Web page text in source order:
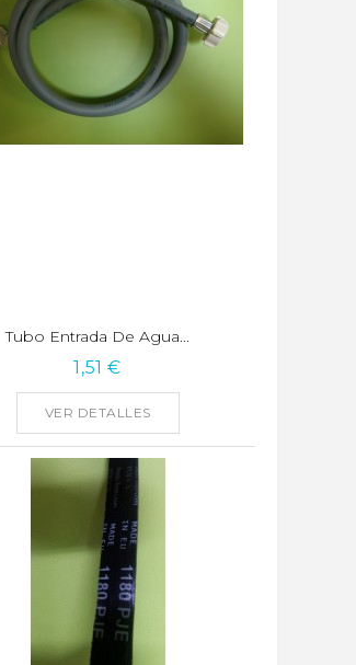
Tubo Entrada De Agua...
1,51 €
VER DETALLES